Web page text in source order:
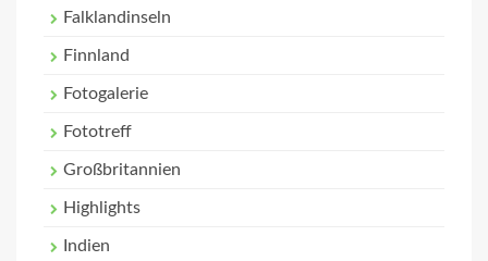
Falklandinseln
Finnland
Fotogalerie
Fototreff
Großbritannien
Highlights
Indien